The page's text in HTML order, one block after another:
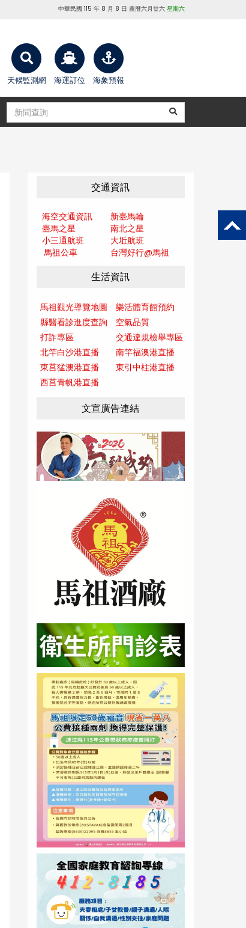
中華民國 115 年 8 月 8 日 農曆六月廿六 星期六
天候監測網 海運訂位 海象預報
交通資訊
海空交通資訊
新臺馬輪
臺馬之星
南北之星
小三通航班
大坵航班
馬祖公車
台灣好行@馬祖
生活資訊
馬祖觀光導覽地圖
樂活體育館預約
縣醫看診進度查詢
空氣品質
打詐專區
交通違規檢舉專區
北竿白沙港直播
南竿福澳港直播
東莒猛澳港直播
東引中柱港直播
西莒青帆港直播
文宣廣告連結